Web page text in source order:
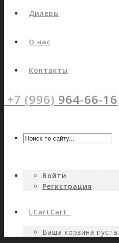
Дилеры
О нас
Контакты
+7 (996) 964-66-16
Войти
Регистрация
CartCart
Ваша корзина пуста.